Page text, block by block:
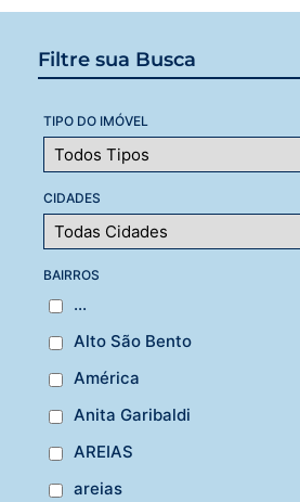
Filtre sua Busca
TIPO DO IMÓVEL
CIDADES
BAIRROS
...
Alto São Bento
América
Anita Garibaldi
AREIAS
areias